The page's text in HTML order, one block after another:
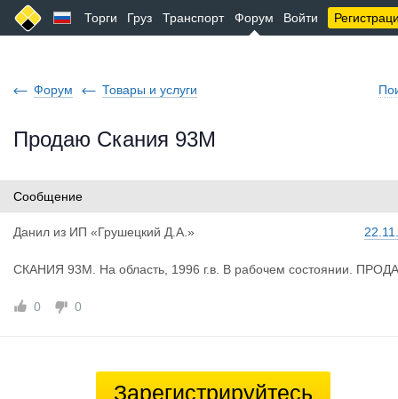
Торги Груз Транспорт Форум Войти
Форум Товары и услуги
Продаю Скания 93М
Сообщение
Данил из ИП «Грушецкий Д.А.»
СКАНИЯ 93М. На область, 1996 г.в. В рабочем состоянии.
0 0
Зарегистрируйтесь